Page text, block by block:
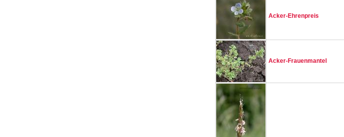
Acker-Ehrenpreis
Acker-Frauenmantel